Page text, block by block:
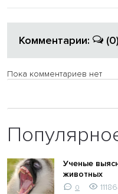
Комментарии: (0)
Пока комментариев нет
Ученые
животных
0